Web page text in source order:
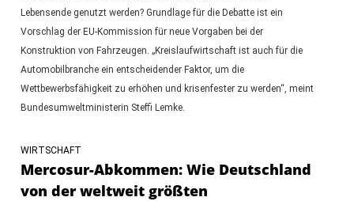
Lebensende genutzt werden? Grundlage für die Debatte ist ein
Vorschlag der EU-Kommission für neue Vorgaben bei der
Konstruktion von Fahrzeugen. „Kreislaufwirtschaft ist auch für die
Automobilbranche ein entscheidender Faktor, um die
Wettbewerbsfähigkeit zu erhöhen und krisenfester zu werden“, meint
Bundesumweltministerin Steffi Lemke.
WIRTSCHAFT
Mercosur-Abkommen: Wie Deutschland
von der weltweit größten